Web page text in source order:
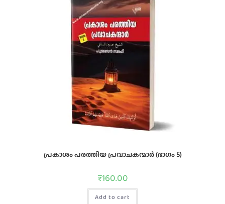
പ്രകാശം പരത്തിയ പ്രവാചകന്മാർ (ഭാഗം 5)
₹160.00
Add to cart